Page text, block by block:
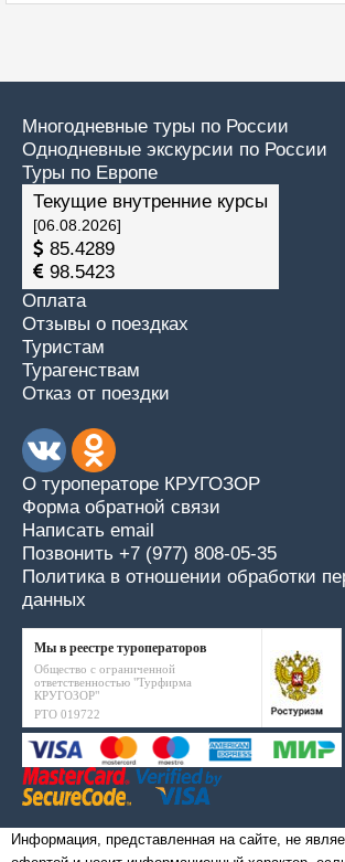
Многодневные туры по России
Однодневные экскурсии по России
Туры по Европе
Текущие внутренние курсы
[06.08.2026]
85.4289
98.5423
Оплата
Отзывы о поездках
Туристам
Турагенствам
Отказ от поездки
О туроператоре КРУГОЗОР
Форма обратной связи
Написать email
Позвонить +7 (977) 808-05-35
Политика в отношении обработки
данных
Мы в реестре туроператоров
Общество с ограниченной
ответственностью "Турфирма
КРУГОЗОР"
РТО 019722
Информация, представленная на сайте, не